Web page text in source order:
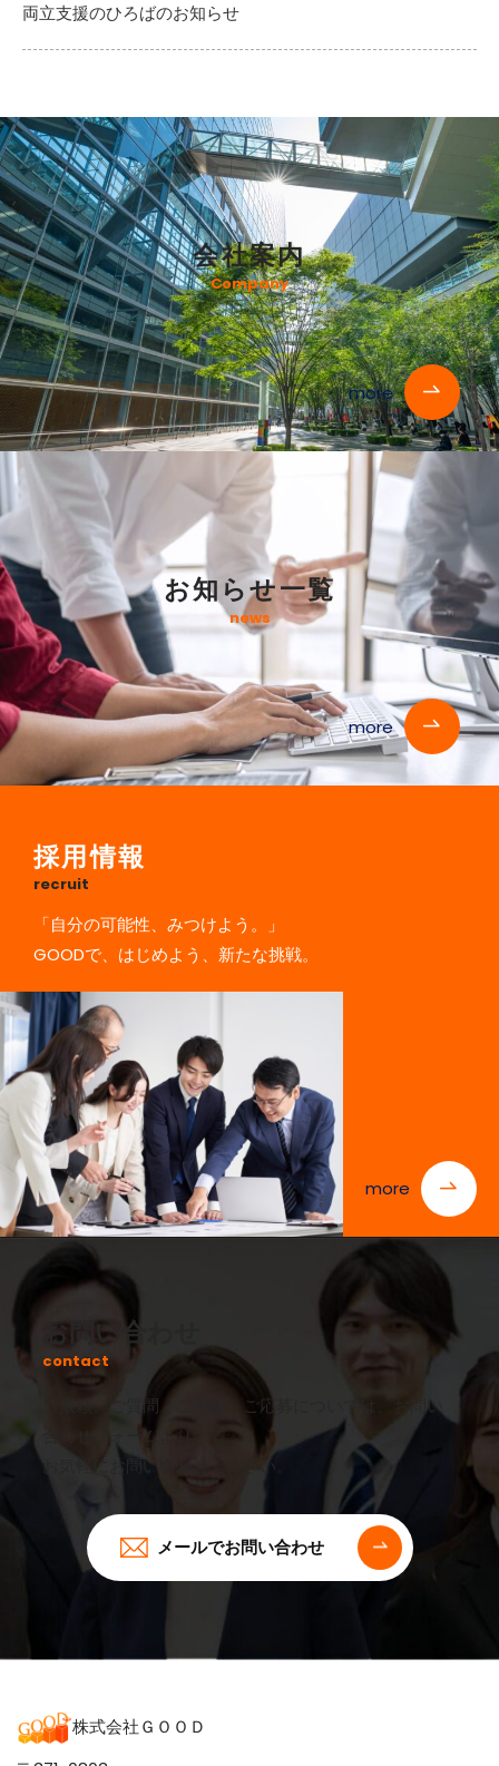
両立支援のひろばのお知らせ
会社案内
Company
more
お知らせ一覧
news
more
採用情報
recruit
「自分の可能性、みつけよう。」
GOODで、はじめよう、新たな挑戦。
more
お問い合わせ
contact
ご依頼、ご質問、ご相談、ご応募については、お問い
合わせフォームより
お気軽にお問い合わせください。
メールでお問い合わせ
株式会社ＧＯＯＤ